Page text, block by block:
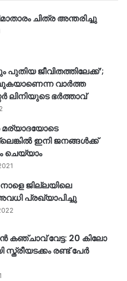
ചിത്ര അന്തരിച്ചു
പുതിയ ജീവിതത്തിലേക്ക്’;
വാർത്ത
ലിനിയുടെ ഭർത്താവ്
ഇനി ജനങ്ങള്‍ക്ക്
ചെയ്യാം
ജില്ലയിലെ
പ്രഖ്യാപിച്ചു
കഞ്ചാവ് വേട്ട: 20 കിലോ
രണ്ട് പേർ